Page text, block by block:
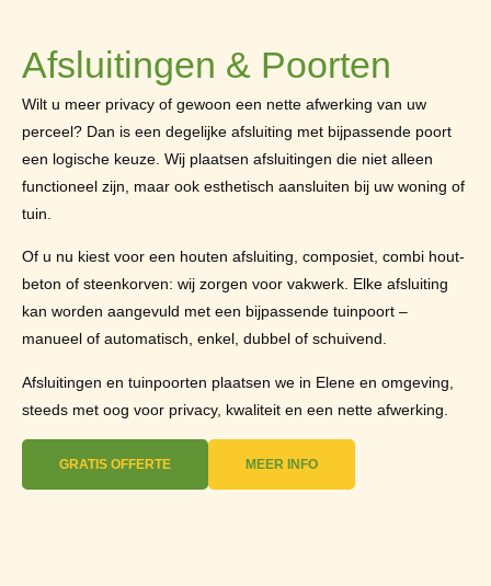
Afsluitingen & Poorten
Wilt u meer privacy of gewoon een nette afwerking van uw
perceel? Dan is een degelijke afsluiting met bijpassende poort
een logische keuze. Wij plaatsen afsluitingen die niet alleen
functioneel zijn, maar ook esthetisch aansluiten bij uw woning of
tuin.
Of u nu kiest voor een houten afsluiting, composiet, combi hout-
beton of steenkorven: wij zorgen voor vakwerk. Elke afsluiting
kan worden aangevuld met een bijpassende tuinpoort –
manueel of automatisch, enkel, dubbel of schuivend.
Afsluitingen en tuinpoorten plaatsen we in Elene en omgeving,
steeds met oog voor privacy, kwaliteit en een nette afwerking.
GRATIS OFFERTE MEER INFO